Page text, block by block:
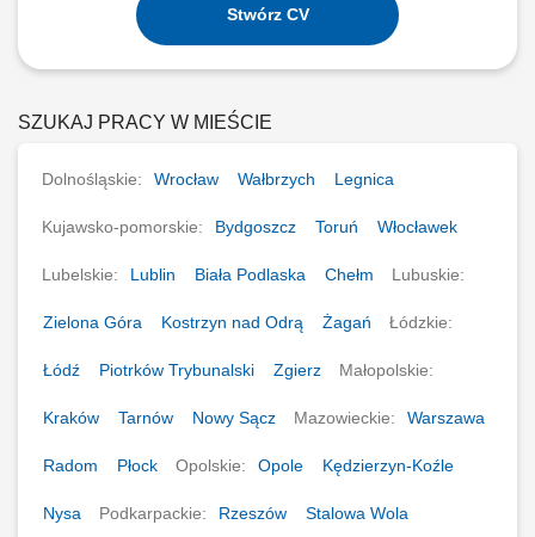
Stwórz CV
SZUKAJ PRACY W MIEŚCIE
Dolnośląskie: Wrocław Wałbrzych Legnica
Kujawsko-pomorskie: Bydgoszcz Toruń Włocławek
Lubelskie: Lublin Biała Podlaska Chełm Lubuskie:
Zielona Góra Kostrzyn nad Odrą Żagań Łódzkie:
Łódź Piotrków Trybunalski Zgierz Małopolskie:
Kraków Tarnów Nowy Sącz Mazowieckie: Warszawa
Radom Płock Opolskie: Opole Kędzierzyn-Koźle
Nysa Podkarpackie: Rzeszów Stalowa Wola